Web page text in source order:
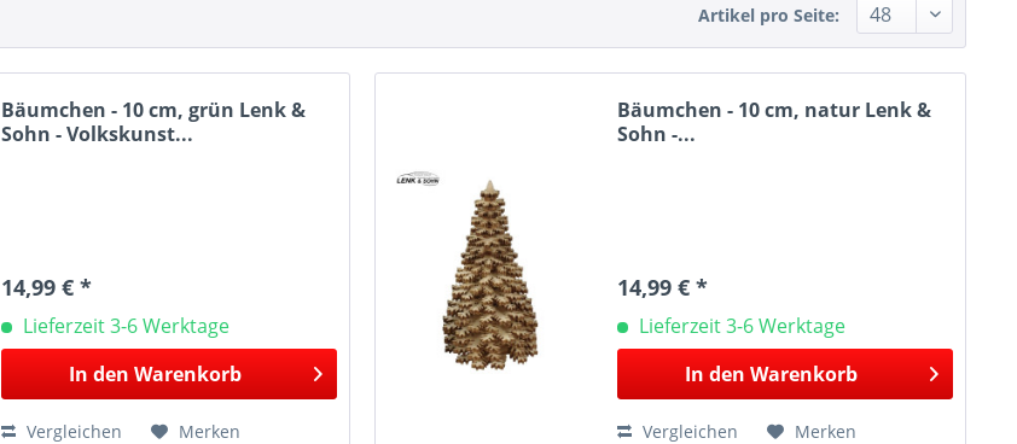
Artikel pro Seite:
Bäumchen - 10 cm, grün Lenk &
Sohn - Volkskunst...
14,99 € *
Lieferzeit 3-6 Werktage
In den Warenkorb
Vergleichen Merken
Bäumchen - 10 cm, natur Lenk &
Sohn -...
14,99 € *
Lieferzeit 3-6 Werktage
In den Warenkorb
Vergleichen Merken